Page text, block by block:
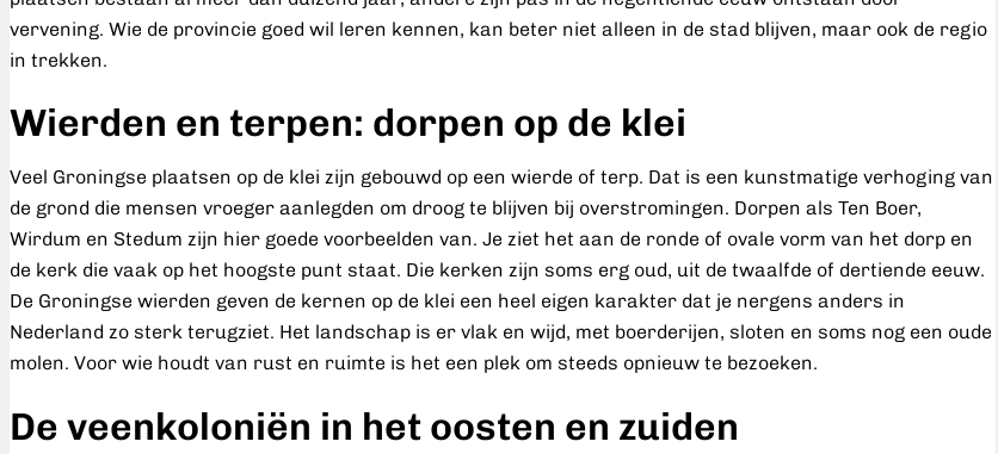
vervening. Wie de provincie goed wil leren kennen, kan beter niet alleen in de stad blijven, maar ook de regio
in trekken.
Wierden en terpen: dorpen op de klei
Veel Groningse plaatsen op de klei zijn gebouwd op een wierde of terp. Dat is een kunstmatige verhoging van
de grond die mensen vroeger aanlegden om droog te blijven bij overstromingen. Dorpen als Ten Boer,
Wirdum en Stedum zijn hier goede voorbeelden van. Je ziet het aan de ronde of ovale vorm van het dorp en
de kerk die vaak op het hoogste punt staat. Die kerken zijn soms erg oud, uit de twaalfde of dertiende eeuw.
De Groningse wierden geven de kernen op de klei een heel eigen karakter dat je nergens anders in
Nederland zo sterk terugziet. Het landschap is er vlak en wijd, met boerderijen, sloten en soms nog een oude
molen. Voor wie houdt van rust en ruimte is het een plek om steeds opnieuw te bezoeken.
De veenkoloniën in het oosten en zuiden